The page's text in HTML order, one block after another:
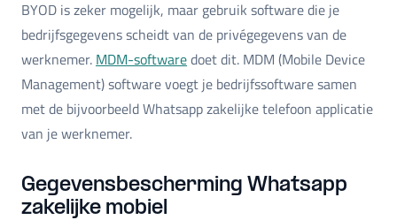
BYOD is zeker mogelijk, maar gebruik software die je
bedrijfsgegevens scheidt van de privégegevens van de
werknemer. MDM-softwaredoet dit. MDM (Mobile Device
Management) software voegt je bedrijfssoftware samen
met de bijvoorbeeld Whatsapp zakelijke telefoon applicatie
van je werknemer.
Gegevensbescherming Whatsapp
zakelijke mobiel